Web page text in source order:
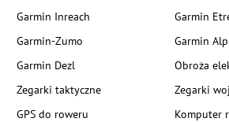
Garmin Inreach
Garmin
Garmin-Zumo
Garmin
Garmin Dezl
Obroża
Zegarki taktyczne
Zegarki
GPS do roweru
Komputer